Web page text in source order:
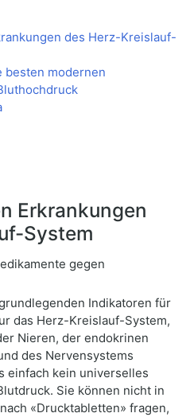
des Herz-Kreislauf-
besten modernen
Erkrankungen
System
Indikatoren für
das Herz-Kreislauf-System,
Nieren, der endokrinen
des Nervensystems
einfach kein universelles
Sie können nicht in
«Drucktabletten» fragen,